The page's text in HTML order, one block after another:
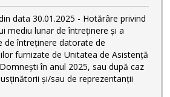
data 30.01.2025 - Hotărâre privind
mediu lunar de întreținere și a
de întreținere datorate de
furnizate de Unitatea de Asistență
în anul 2025, sau după caz
și/sau de reprezentanții